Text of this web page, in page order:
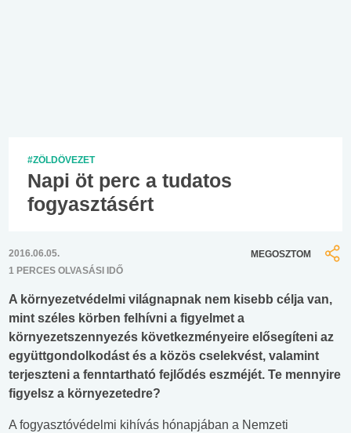
#ZÖLDÖVEZET
Napi öt perc a tudatos
fogyasztásért
2016.06.05.
1 PERCES OLVASÁSI IDŐ
MEGOSZTOM
A környezetvédelmi világnapnak nem kisebb célja van,
mint széles körben felhívni a figyelmet a
környezetszennyezés következményeire elősegíteni az
együttgondolkodást és a közös cselekvést, valamint
terjeszteni a fenntartható fejlődés eszméjét. Te mennyire
figyelsz a környezetedre?
A fogyasztóvédelmi kihívás hónapjában a Nemzeti